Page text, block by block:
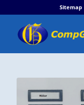
Sitemap